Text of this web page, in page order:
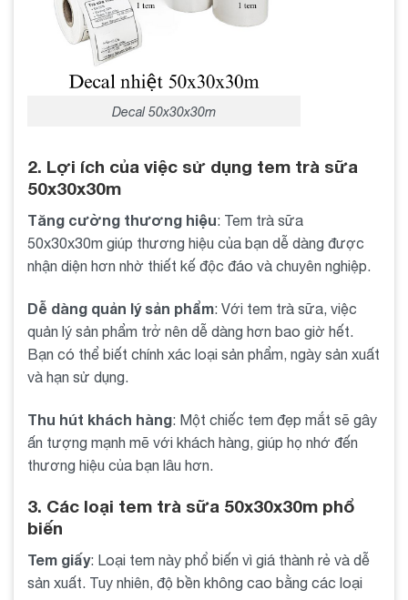
Decal 50x30x30m
2. Lợi ích của việc sử dụng tem trà sữa
50x30x30m
Tăng cường thương hiệu: Tem trà sữa
50x30x30m giúp thương hiệu của bạn dễ dàng được
nhận diện hơn nhờ thiết kế độc đáo và chuyên nghiệp.
Dễ dàng quản lý sản phẩm: Với tem trà sữa, việc
quản lý sản phẩm trở nên dễ dàng hơn bao giờ hết.
Bạn có thể biết chính xác loại sản phẩm, ngày sản xuất
và hạn sử dụng.
Thu hút khách hàng: Một chiếc tem đẹp mắt sẽ gây
ấn tượng mạnh mẽ với khách hàng, giúp họ nhớ đến
thương hiệu của bạn lâu hơn.
3. Các loại tem trà sữa 50x30x30m phổ
biến
Tem giấy: Loại tem này phổ biến vì giá thành rẻ và dễ
sản xuất. Tuy nhiên, độ bền không cao bằng các loại